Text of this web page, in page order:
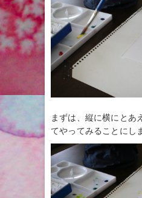
まずは、縦に横にとあ
てやってみることにし